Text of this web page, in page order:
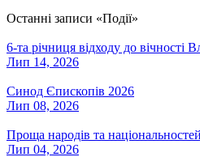
Останні записи «Події»
6-та річниця відходу до вічності
Лип 14, 2026
Синод Єпископів 2026
Лип 08, 2026
Проща народів та національностей
Лип 04, 2026